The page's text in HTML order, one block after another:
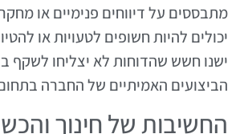
מתבססים על דיווחים פנימיים או
יכולים להיות חשופים לטעויות או
ישנו חשש שהדוחות לא יצליחו לשקף
הביצועים האמיתיים של החברה
החשיבות של חינוך